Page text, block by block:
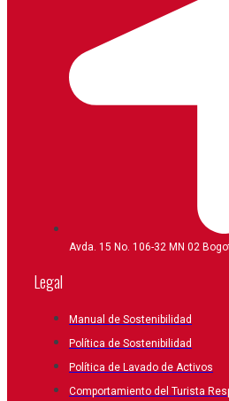
Avda. 15 No. 106-32 MN 02
Legal
Manual de Sostenibilidad
Política de Sostenibilidad
Política de Lavado de Activos
Comportamiento del Turista